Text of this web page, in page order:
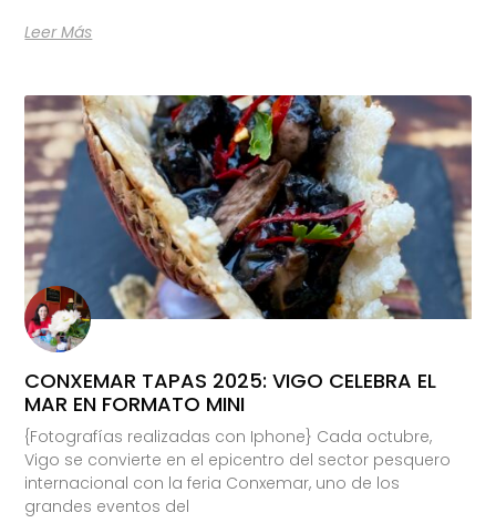
Leer Más
CONXEMAR TAPAS 2025: VIGO CELEBRA EL
MAR EN FORMATO MINI
{Fotografías realizadas con Iphone} Cada octubre,
Vigo se convierte en el epicentro del sector pesquero
internacional con la feria Conxemar, uno de los
grandes eventos del